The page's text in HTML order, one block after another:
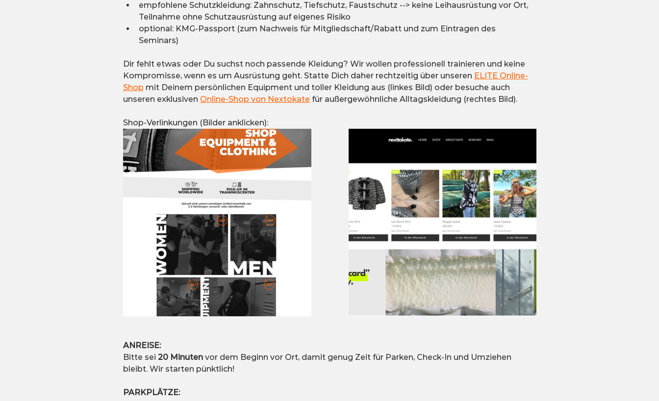
empfohlene Schutzkleidung: Zahnschutz, Tiefschutz, Faustschutz --> keine Leihausrüstung vor Ort,
Teilnahme ohne Schutzausrüstung auf eigenes Risiko
optional: KMG-Passport (zum Nachweis für Mitgliedschaft/Rabatt und zum Eintragen des
Seminars)
Dir fehlt etwas oder Du suchst noch passende Kleidung? Wir wollen professionell trainieren und keine
Kompromisse, wenn es um Ausrüstung geht. Statte Dich daher rechtzeitig über unseren ELITE Online-
Shop mit Deinem persönlichen Equipment und toller Kleidung aus (linkes Bild) oder besuche auch
unseren exklusiven Online-Shop von Nextokate für außergewöhnliche Alltagskleidung (rechtes Bild).
Shop-Verlinkungen (Bilder anklicken):
ANREISE:
Bitte sei 20 Minuten vor dem Beginn vor Ort, damit genug Zeit für Parken, Check-In und Umziehen
bleibt. Wir starten pünktlich!
PARKPLÄTZE: